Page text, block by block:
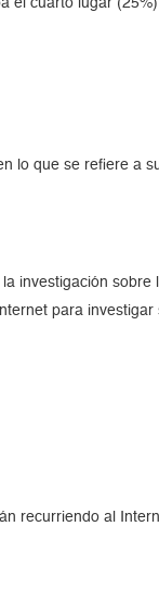
el cuarto lugar
lo que se refiere a
investigación
para
recurriendo al